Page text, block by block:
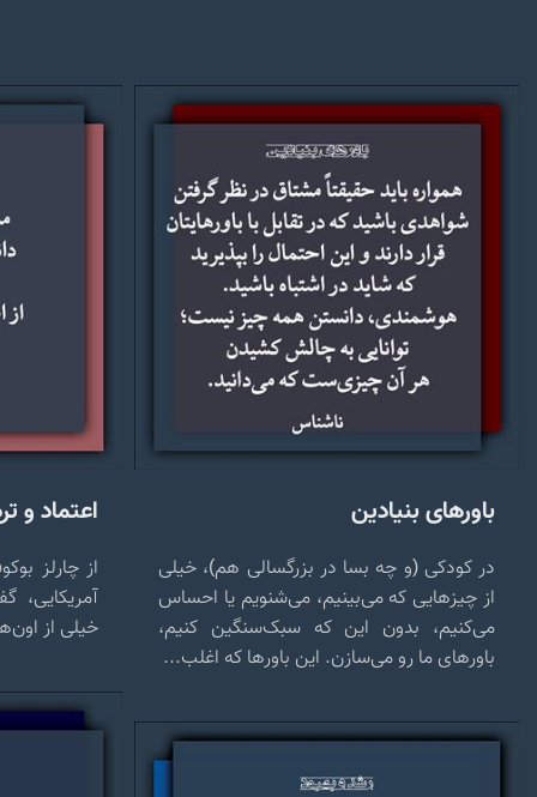
باورهای بنیادین
در کودکی (و چه بسا در بزرگسالی هم)، خیلی
از چیزهایی که می‌بینیم، می‌شنویم یا احساس
می‌کنیم، بدون این که سبک‌سنگین کنیم،
باورهای ما رو می‌سازن. این باورها که اغلب...
اعتماد و
از چارلز
آمریکایی،
خیلی از